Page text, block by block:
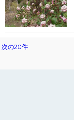
次の20件